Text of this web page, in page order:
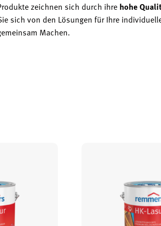
zeichnen sich durch ihre hohe
sich von den Lösungen für Ihre
Machen.